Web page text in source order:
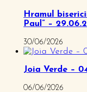
Hramul
Paul” –
30/06/2026
Joia Verde –
06/06/2026